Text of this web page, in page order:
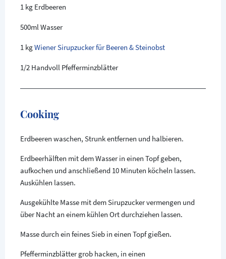
1 kg Erdbeeren
500ml Wasser
1 kgWiener Sirupzucker für Beeren & Steinobst
1/2 Handvoll Pfefferminzblätter
Cooking
Erdbeeren waschen, Strunk entfernen und halbieren.
Erdbeerhälften mit dem Wasser in einen Topf geben,
aufkochen und anschließend 10 Minuten köcheln lassen.
Auskühlen lassen.
Ausgekühlte Masse mit dem Sirupzucker vermengen und
über Nacht an einem kühlen Ort durchziehen lassen.
Masse durch ein feines Sieb in einen Topf gießen.
Pfefferminzblätter grob hacken, in einen